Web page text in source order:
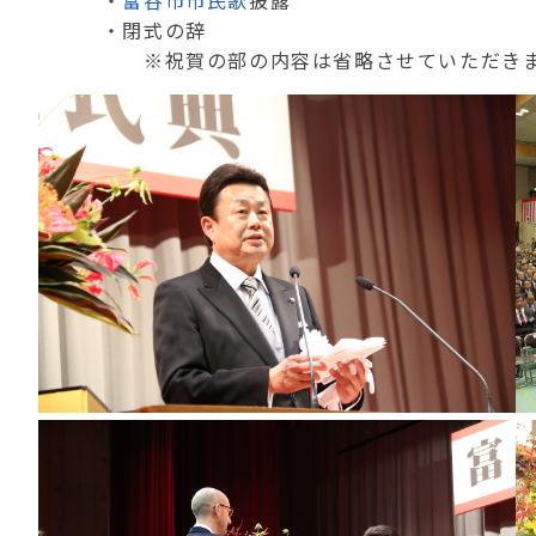
・閉式の辞
※祝賀の部の内容は省略させていただき